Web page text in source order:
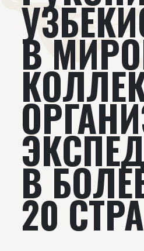
Книги
В
В
20